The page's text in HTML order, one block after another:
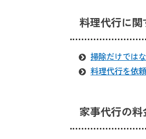
料理代行に関
掃除だけでは
料理代行を依
家事代行の